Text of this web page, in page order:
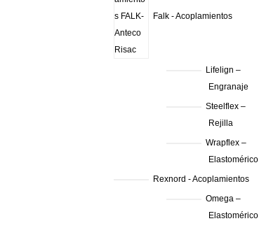
Falk - Acoplamientos
Lifelign –
Engranaje
Steelflex –
Rejilla
Wrapflex –
Elastomérico
Rexnord - Acoplamientos
Omega –
Elastomérico